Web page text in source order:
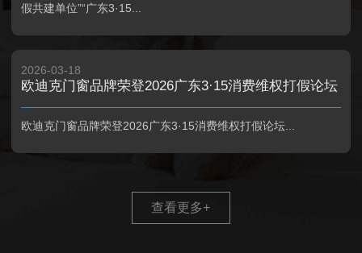
假共建单位”“广东3·15...
2026-03-18
欧迪克门窗品牌荣登2026广东3·15消费维权打假论坛
欧迪克门窗品牌荣登2026广东3·15消费维权打假论坛...
查看更多+